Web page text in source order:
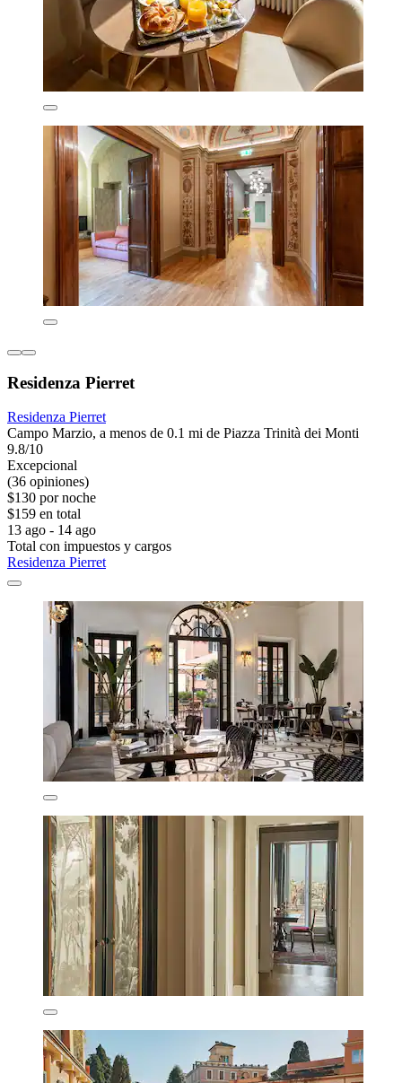
Residenza Pierret
Residenza Pierret
Campo Marzio, a menos de 0.1 mi de Piazza Trinità dei Monti
9.8/10
Excepcional
(36 opiniones)
$130 por noche
$159 en total
13 ago - 14 ago
Total con impuestos y cargos
Residenza Pierret